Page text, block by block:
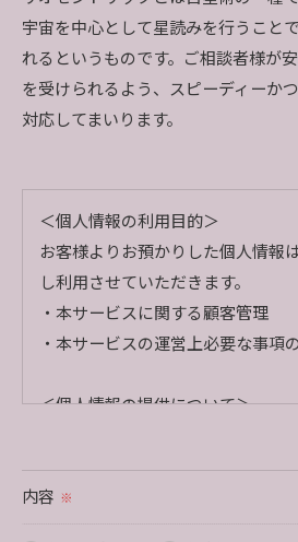
宇宙を中心として星読みを行うこと
れるというものです。ご相談者様が
を受けられるよう、スピーディーか
対応してまいります。
＜個人情報の利用目的＞
お客様よりお預かりした個人情報
し利用させていただきます。
・本サービスに関する顧客管理
・本サービスの運営上必要な事項
＜個人情報の提供について＞
た場合を除き、
取得した個人情報を第三者に提供
内容 ※